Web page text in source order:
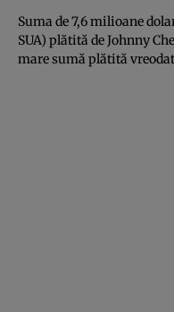
Suma de 7,6 milioane
SUA) plătită de Johnny
mare sumă plătită